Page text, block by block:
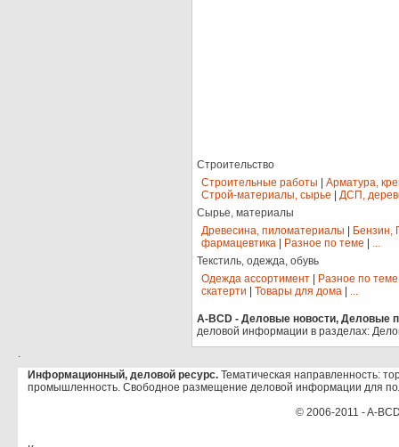
Строительство
Строительные работы
Арматура,
Строй-материалы, сырье
ДСП,
Сырье, материалы
Древесина, пиломатериалы
Бензин,
фармацевтика
Разное по теме
...
Текстиль, одежда, обувь
Одежда ассортимент
Разное по теме
скатерти
Товары для дома ...
A-BCD - Деловые новости, Деловые
деловой информации в разделах:
.
Информационный, деловой ресурс. Тематическая направленность:
промышленность. Свободное размещение деловой информации для
© 2006-2011 - A-